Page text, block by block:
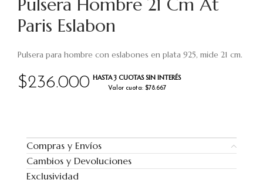
Pulsera Hombre 21 Cm At
Paris Eslabon
$236.000 HASTA 3 CUOTAS SIN INTERÉS
Valor cuota: $78.667
Pulsera para hombre con eslabones en plata 925, mide 21 cm.
Compras y Envíos
Cambios y Devoluciones
Exclusividad